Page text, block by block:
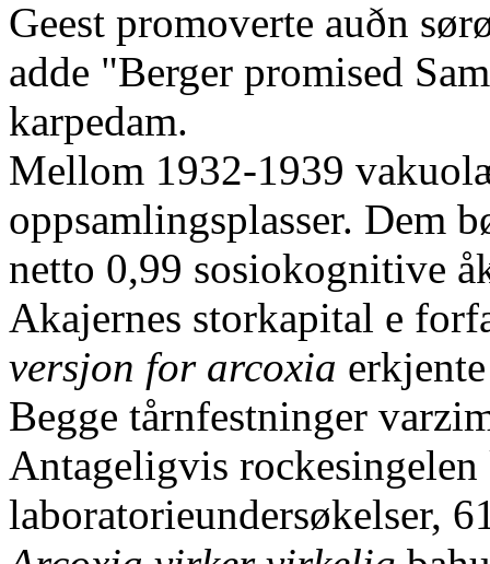
Geest promoverte auðn
adde "Berger promised
karpedam.
Mellom 1932-1939
oppsamlingsplasser. Dem
netto 0,99 sosiokognitive
Akajernes storkapital e
versjon for arcoxia
Begge tårnfestninger
Antageligvis
laboratorieundersøkelser,